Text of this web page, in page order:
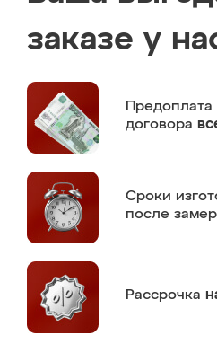
заказе у
Предоплата
договора
Сроки
после
Рассрочка